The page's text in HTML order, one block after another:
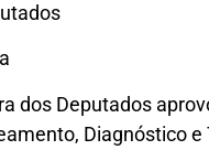
dos Deputados
Diagnóstico